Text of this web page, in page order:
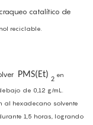
catalítico de
reciclable.
PMS(Et) 2
en
de 0,12 g/mL.
al hexadecano solvente
1,5 horas, logrando